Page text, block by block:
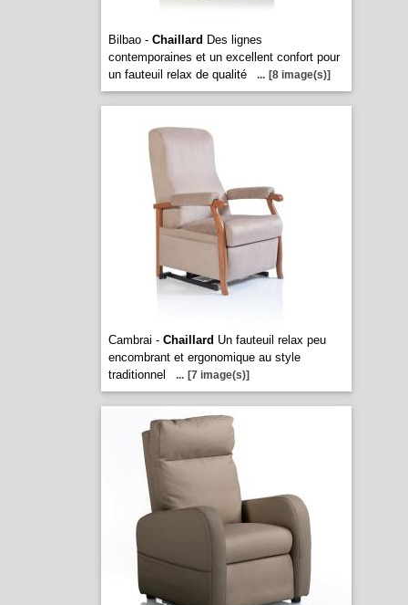
Bilbao - Chaillard Des lignes
contemporaines et un excellent confort pour
un fauteuil relax de qualité
... [8 image(s)]
Cambrai - Chaillard Un fauteuil relax peu
encombrant et ergonomique au style
traditionnel
... [7 image(s)]